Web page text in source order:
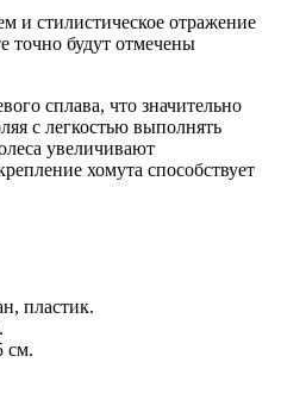
и стилистическое отражение
точно будут отмечены
сплава, что значительно
с легкостью выполнять
увеличивают
хомута способствует
пластик.
см.